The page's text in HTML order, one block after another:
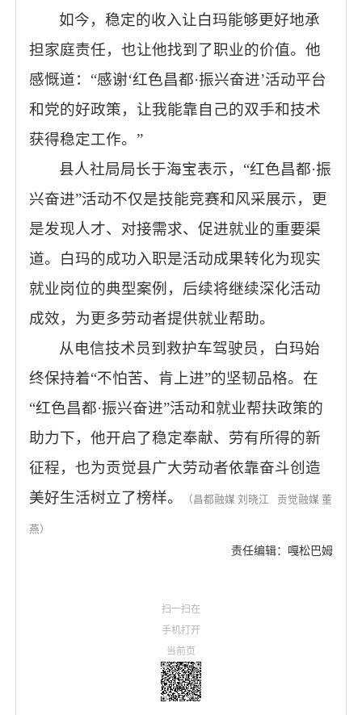
如今，稳定的收入让白玛能够更好地承
担家庭责任，也让他找到了职业的价值。他
感慨道：“感谢‘红色昌都·振兴奋进’活动平台
和党的好政策，让我能靠自己的双手和技术
获得稳定工作。”
县人社局局长于海宝表示，“红色昌都·振
兴奋进”活动不仅是技能竞赛和风采展示，更
是发现人才、对接需求、促进就业的重要渠
道。白玛的成功入职是活动成果转化为现实
就业岗位的典型案例，后续将继续深化活动
成效，为更多劳动者提供就业帮助。
从电信技术员到救护车驾驶员，白玛始
终保持着“不怕苦、肯上进”的坚韧品格。在
“红色昌都·振兴奋进”活动和就业帮扶政策的
助力下，他开启了稳定奉献、劳有所得的新
征程，也为贡觉县广大劳动者依靠奋斗创造
美好生活树立了榜样。
（昌都融媒 刘晓江 贡觉融媒 董
燕）
责任编辑：嘎松巴姆
扫一扫在
手机打开
当前页